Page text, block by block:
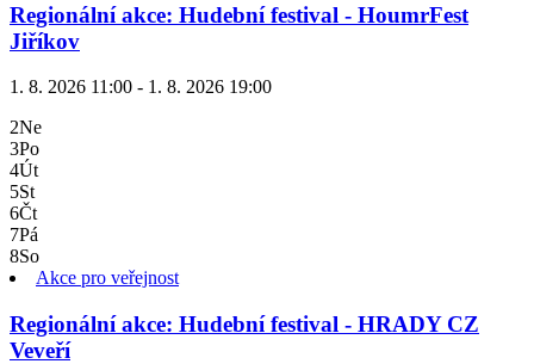
Regionální akce: Hudební festival - HoumrFest
Jiříkov
1. 8. 2026 11:00 - 1. 8. 2026 19:00
2Ne
3Po
4Út
5St
6Čt
7Pá
8So
Akce pro veřejnost
Regionální akce: Hudební festival - HRADY CZ
Veveří